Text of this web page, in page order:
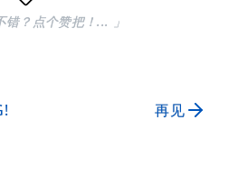
错？点个赞把！... 」
再见